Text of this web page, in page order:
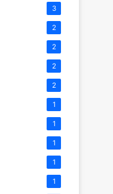
3
2
2
2
2
1
1
1
1
1